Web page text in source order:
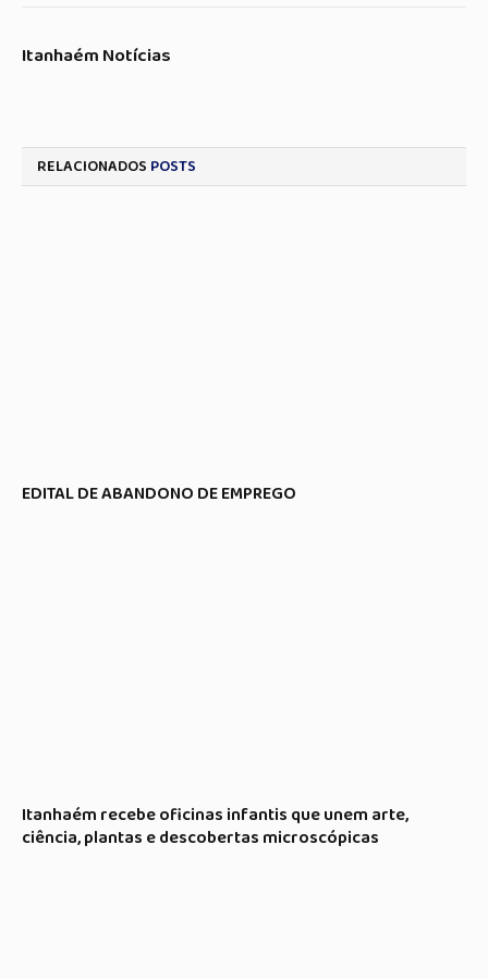
Itanhaém Notícias
RELACIONADOS POSTS
EDITAL DE ABANDONO DE EMPREGO
Itanhaém recebe oficinas infantis que unem arte,
ciência, plantas e descobertas microscópicas